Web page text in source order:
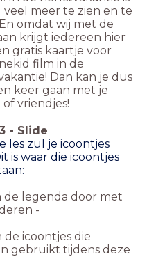
veel meer te zien en te
omdat wij met de
krijgt iedereen hier
gratis kaartje voor
film in de
Dan kan je dus
keer gaan met je
of vriendjes!
- Slide
les zul je icoontjes
is waar die icoontjes
de legenda door met
-
de icoontjes die
gebruikt tijdens deze